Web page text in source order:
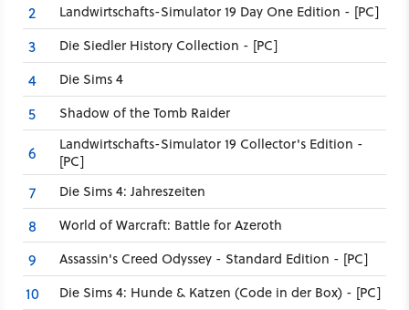
2 Landwirtschafts-Simulator 19 Day One Edition - [PC]
3 Die Siedler History Collection - [PC]
4 Die Sims 4
5 Shadow of the Tomb Raider
6
Landwirtschafts-Simulator 19 Collector's Edition -
[PC]
7 Die Sims 4: Jahreszeiten
8 World of Warcraft: Battle for Azeroth
9 Assassin's Creed Odyssey - Standard Edition - [PC]
10 Die Sims 4: Hunde & Katzen (Code in der Box) - [PC]